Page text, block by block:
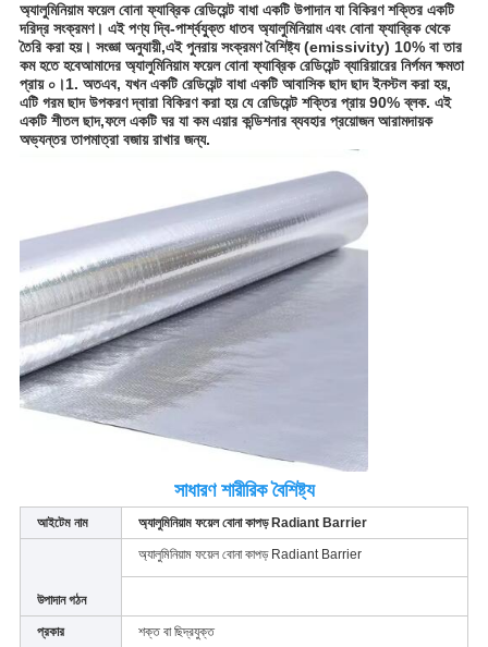
অ্যালুমিনিয়াম ফয়েল বোনা ফ্যাব্রিক রেডিয়েন্ট বাধা একটি উপাদান যা বিকিরণ শক্তির একটি
দরিদ্র সংক্রমণ। এই পণ্য দ্বি-পার্শ্বযুক্ত ধাতব অ্যালুমিনিয়াম এবং বোনা ফ্যাব্রিক থেকে
তৈরি করা হয়। সংজ্ঞা অনুযায়ী,এই পুনরায় সংক্রমণ বৈশিষ্ট্য (emissivity) 10% বা তার
কম হতে হবেআমাদের অ্যালুমিনিয়াম ফয়েল বোনা ফ্যাব্রিক রেডিয়েন্ট ব্যারিয়ারের নির্গমন ক্ষমতা
প্রায় ০।1. অতএব, যখন একটি রেডিয়েন্ট বাধা একটি আবাসিক ছাদ ছাদ ইনস্টল করা হয়,
এটি গরম ছাদ উপকরণ দ্বারা বিকিরণ করা হয় যে রেডিয়েন্ট শক্তির প্রায় 90% ব্লক. এই
একটি শীতল ছাদ,ফলে একটি ঘর যা কম এয়ার কন্ডিশনার ব্যবহার প্রয়োজন আরামদায়ক
অভ্যন্তর তাপমাত্রা বজায় রাখার জন্য.
সাধারণ শারীরিক বৈশিষ্ট্য
আইটেম নাম অ্যালুমিনিয়াম ফয়েল বোনা কাপড় Radiant Barrier
উপাদান গঠন
অ্যালুমিনিয়াম ফয়েল বোনা কাপড় Radiant Barrier
প্রকার শক্ত বা ছিদ্রযুক্ত